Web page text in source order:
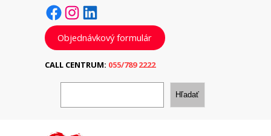
Facebook Instagram LinkedIn
Objednávkový formulár
CALL CENTRUM: 055/789 2222
H
d
Hľadať